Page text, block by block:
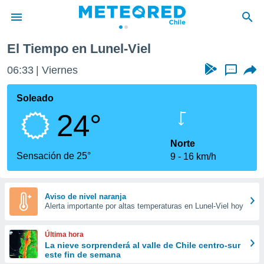
de
por
que se
calidad.
a este
las
y
forma
digital
basada
El Tiempo en Lunel-Viel
06:33 Viernes ...
Soleado
24°
Sensación de 25°
Norte
9
16 km/h
Aviso de nivel naranja
Alerta importante por altas temperaturas en Lunel-Viel hoy
Última hora
La nieve sorprenderá al valle de Chile centro-sur
este fin de semana